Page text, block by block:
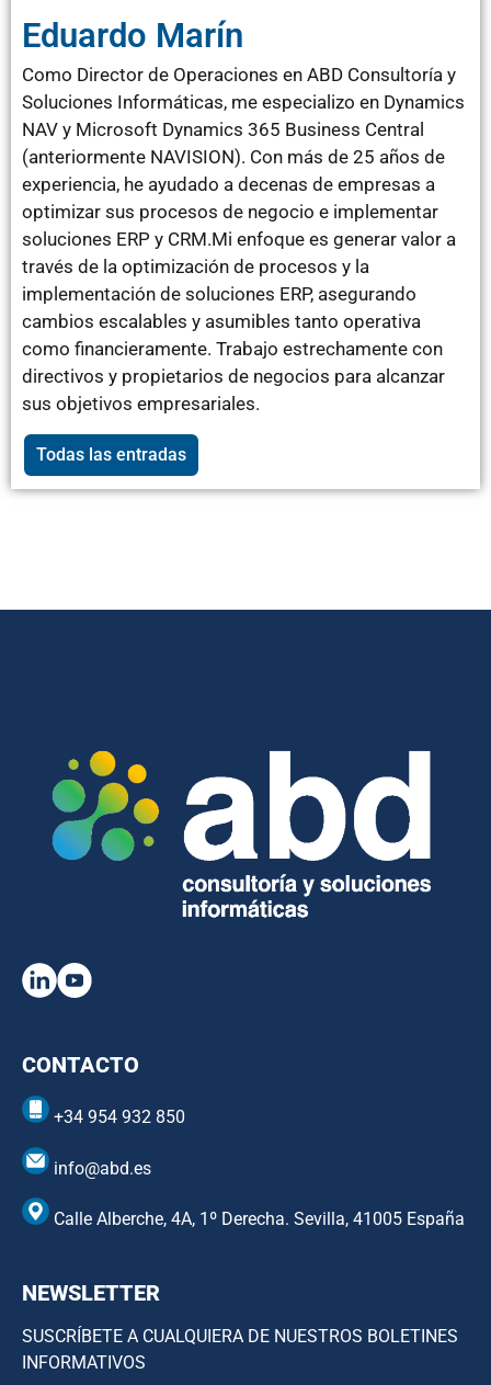
Eduardo Marín
Como Director de Operaciones en ABD Consultoría y
Soluciones Informáticas, me especializo en Dynamics
NAV y Microsoft Dynamics 365 Business Central
(anteriormente NAVISION). Con más de 25 años de
experiencia, he ayudado a decenas de empresas a
optimizar sus procesos de negocio e implementar
soluciones ERP y CRM.Mi enfoque es generar valor a
través de la optimización de procesos y la
implementación de soluciones ERP, asegurando
cambios escalables y asumibles tanto operativa
como financieramente. Trabajo estrechamente con
directivos y propietarios de negocios para alcanzar
sus objetivos empresariales.
Todas las entradas
CONTACTO
+34 954 932 850
info@abd.es
Calle Alberche, 4A, 1º Derecha. Sevilla, 41005 España
NEWSLETTER
SUSCRÍBETE A CUALQUIERA DE NUESTROS BOLETINES
INFORMATIVOS